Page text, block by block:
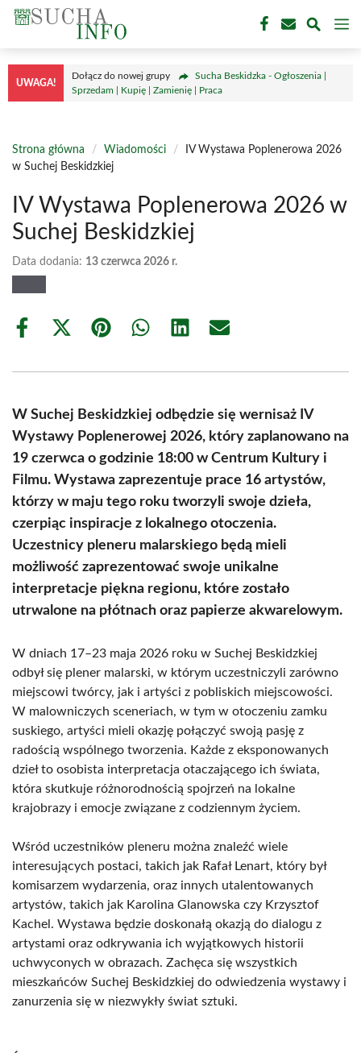
Przejdź
treści
UWAGA!
Dołącz do nowej grupy
Sucha Beskidzka - Ogłoszenia |
Sprzedam | Kupię | Zamienię | Praca
Strona główna / Wiadomości /
IV Wystawa Poplenerowa 2026
w Suchej Beskidzkiej
IV Wystawa Poplenerowa 2026 w
Suchej Beskidzkiej
Data dodania: 13 czerwca 2026 r.
Share
Share
(Twitter)
Share Share Share Share
W Suchej Beskidzkiej odbędzie się wernisaż IV
Wystawy Poplenerowej 2026, który zaplanowano na
19 czerwca o godzinie 18:00 w Centrum Kultury i
Filmu. Wystawa zaprezentuje prace 16 artystów,
którzy w maju tego roku tworzyli swoje dzieła,
czerpiąc inspiracje z lokalnego otoczenia.
Uczestnicy pleneru malarskiego będą mieli
możliwość zaprezentować swoje unikalne
interpretacje piękna regionu, które zostało
utrwalone na płótnach oraz papierze akwarelowym.
W dniach 17–23 maja 2026 roku w Suchej Beskidzkiej
odbył się plener malarski, w którym uczestniczyli zarówno
miejscowi twórcy, jak i artyści z pobliskich miejscowości.
W malowniczych sceneriach, w tym w otoczeniu zamku
suskiego, artyści mieli okazję połączyć swoją pasję z
radością wspólnego tworzenia. Każde z eksponowanych
dzieł to osobista interpretacja otaczającego ich świata,
która skutkuje różnorodnością spojrzeń na lokalne
krajobrazy i emocje związane z codziennym życiem.
Wśród uczestników pleneru można znaleźć wiele
interesujących postaci, takich jak Rafał Lenart, który był
komisarzem wydarzenia, oraz innych utalentowanych
artystów, takich jak Karolina Glanowska czy Krzysztof
Kachel. Wystawa będzie doskonałą okazją do dialogu z
artystami oraz odkrywania ich wyjątkowych historii
uchwyconych w obrazach. Zachęca się wszystkich
mieszkańców Suchej Beskidzkiej do odwiedzenia wystawy i
zanurzenia się w niezwykły świat sztuki.